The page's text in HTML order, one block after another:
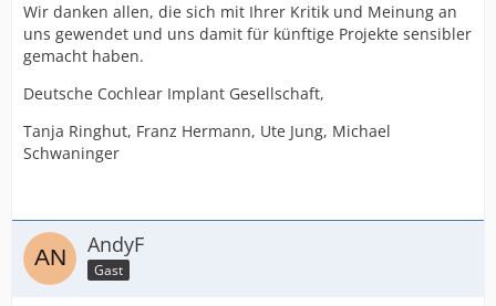
Wir danken allen, die sich mit Ihrer Kritik und Meinung an
uns gewendet und uns damit für künftige Projekte sensibler
gemacht haben.
Deutsche Cochlear Implant Gesellschaft,
Tanja Ringhut, Franz Hermann, Ute Jung, Michael
Schwaninger
AndyF
Gast